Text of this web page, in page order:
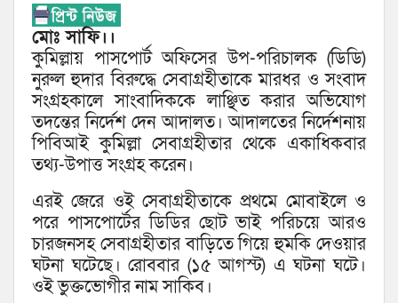
মোঃ সাফি।।
কুমিল্লায় পাসপোর্ট অফিসের উপ-পরিচালক (ডিডি)
নুরুল হুদার বিরুদ্ধে সেবাগ্রহীতাকে মারধর ও সংবাদ
সংগ্রহকালে সাংবাদিককে লাঞ্ছিত করার অভিযোগ
তদন্তের নির্দেশ দেন আদালত। আদালতের নির্দেশনায়
পিবিআই কুমিল্লা সেবাগ্রহীতার থেকে একাধিকবার
তথ্য-উপাত্ত সংগ্রহ করেন।
এরই জেরে ওই সেবাগ্রহীতাকে প্রথমে মোবাইলে ও
পরে পাসপোর্টের ডিডির ছোট ভাই পরিচয়ে আরও
চারজনসহ সেবাগ্রহীতার বাড়িতে গিয়ে হুমকি দেওয়ার
ঘটনা ঘটেছে। রোববার (১৫ আগস্ট) এ ঘটনা ঘটে।
ওই ভুক্তভোগীর নাম সাকিব।